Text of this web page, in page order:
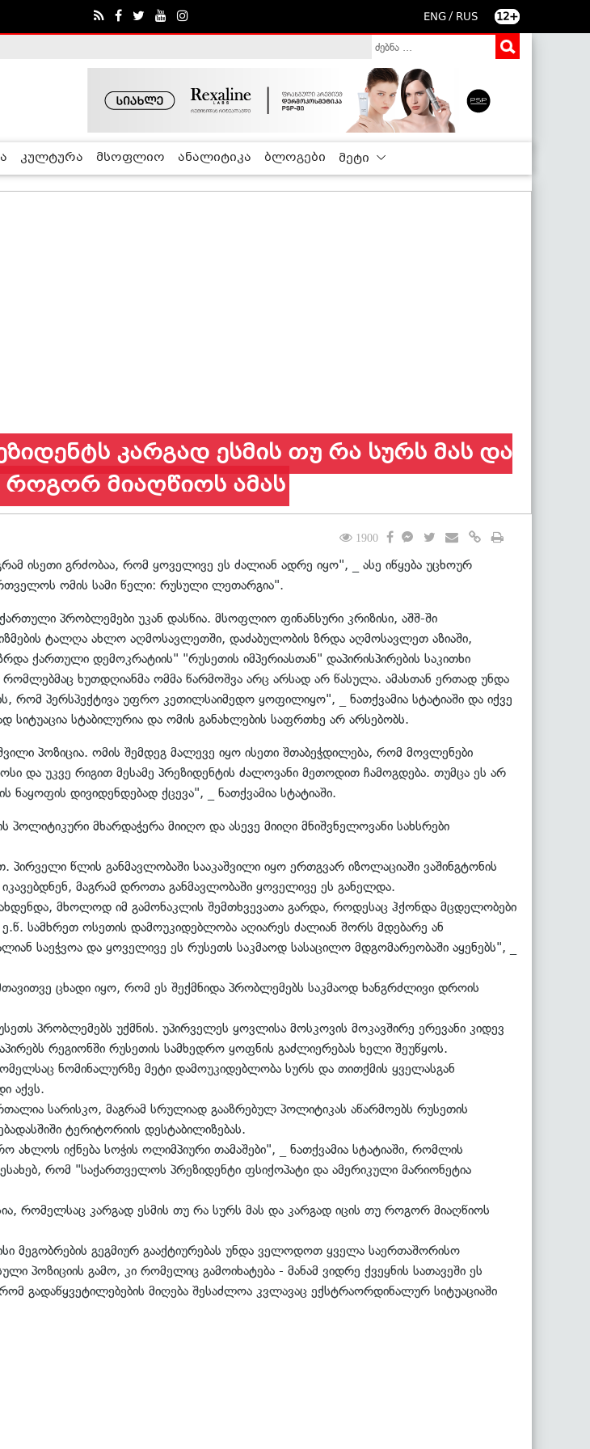
ENG / RUS 12+
კულტურა მსოფლიო ანალიტიკა ბლოგები მეტი
კარგად ესმის თუ რა სურს მას და
როგორ მიაღწიოს ამას
1900
ისეთი გრძობაა, რომ ყოველივე ეს ძალიან ადრე იყო", _ ასე იწყება უცხოურ
ომის სამი წელი: რუსული ლეთარგია".
პრობლემები უკან დასწია. მსოფლიო ფინანსური კრიზისი, აშშ-ში
ტალღა ახლო აღმოსავლეთში, დაძაბულობის ზრდა აღმოსავლეთ აზიაში,
ქართული დემოკრატიის" "რუსეთის იმპერიასთან" დაპირისპირების საკითხი
ხუთდღიანმა ომმა წარმოშვა არც არსად არ წასულა. ამასთან ერთად უნდა
რომ პერსპექტივა უფრო კეთილსაიმედო ყოფილიყო", _ ნათქვამია სტატიაში და იქვე
სტაბილურია და ომის განახლების საფრთხე არ არსებობს.
პოზიცია. ომის შემდეგ მალევე იყო ისეთი შთაბეჭდილება, რომ მოვლენები
და უკვე რიგით მესამე პრეზიდენტის ძალოვანი მეთოდით ჩამოგდება. თუმცა ეს არ
დივიდენდებად ქცევა", _ ნათქვამია სტატიაში.
მხარდაჭერა მიიღო და ასევე მიიღი მნიშვნელოვანი სახსრები
წლის განმავლობაში სააკაშვილი იყო ერთგვარ იზოლაციაში ვაშინგტონის
მაგრამ დროთა განმავლობაში ყოველივე ეს განელდა.
მხოლოდ იმ გამონაკლის შემთხვევათა გარდა, როდესაც ჰქონდა მცდელობები
სამხრეთ ოსეთის დამოუკიდებლობა აღიარეს ძალიან შორს მდებარე ან
საეჭვოა და ყოველივე ეს რუსეთს საკმაოდ სასაცილო მდგომარეობაში აყენებს", _
ცხადი იყო, რომ ეს შექმნიდა პრობლემებს საკმაოდ ხანგრძლივი დროის
პრობლემებს უქმნის. უპირველეს ყოვლისა მოსკოვის მოკავშირე ერევანი კიდევ
რეგიონში რუსეთის სამხედრო ყოფნის გაძლიერებას ხელი შეუწყოს.
ნომინალურზე მეტი დამოუკიდებლობა სურს და თითქმის ყველასგან
აქვს.
სარისკო, მაგრამ სრულიად გააზრებულ პოლიტიკას აწარმოებს რუსეთის
ტერიტორიის დესტაბილიზებას.
იქნება სოჭის ოლიმპიური თამაშები", _ ნათქვამია სტატიაში, რომლის
რომ "საქართველოს პრეზიდენტი ფსიქოპატი და ამერიკული მარიონეტია
რომელსაც კარგად ესმის თუ რა სურს მას და კარგად იცის თუ როგორ მიაღწიოს
მეგობრების გეგმიურ გააქტიურებას უნდა ველოდოთ ყველა საერთაშორისო
პოზიციის გამო, კი რომელიც გამოიხატება - მანამ ვიდრე ქვეყნის სათავეში ეს
გადაწყვეტილებების მიღება შესაძლოა კვლავაც ექსტრაორდინალურ სიტუაციაში